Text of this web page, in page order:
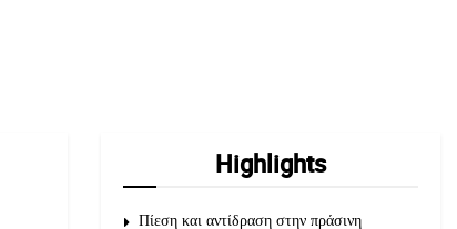
Highlights
Πίεση και αντίδραση στην πράσινη